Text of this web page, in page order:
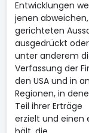
Entwicklungen
jenen
gerichteten
ausgedrückt
unter anderem
Verfassung der
den USA und in
Regionen, in
Teil ihrer Erträge
erzielt und einen